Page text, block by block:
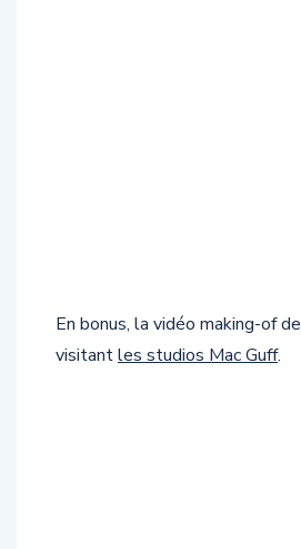
En bonus, la vidéo making-of de
visitantles studios Mac Guff.